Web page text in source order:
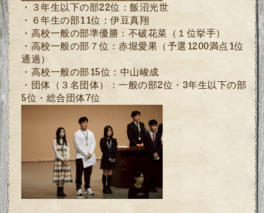
・３年生以下の部22位：飯沼光世
・６年生の部11位：伊豆真翔
・高校一般の部準優勝：不破花菜（１位挙手）
・ 高校一般の部７位：赤堀愛果（予選1200満点1位
通過）
・ 高校一般の部15位：中山峻成
・団体（３名団体）：一般の部2位・3年生以下の部
5位・総合団体7位